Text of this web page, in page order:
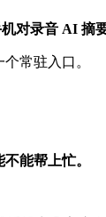
对录音 AI 摘要
常驻入口。
能帮上忙。